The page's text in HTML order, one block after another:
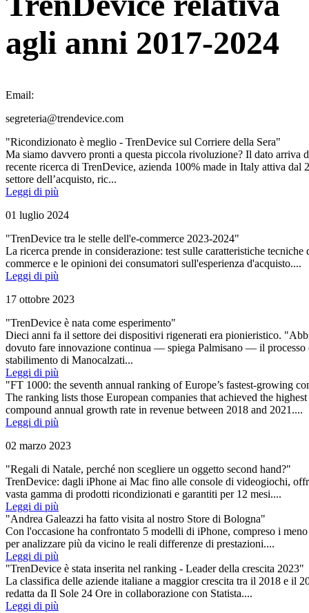
agli anni 2017-2024
Email:
segreteria@trendevice.com
"Ricondizionato è meglio - TrenDevice sul Corriere della Sera"
Ma siamo davvero pronti a questa piccola rivoluzione? Il dato arriva
recente ricerca di TrenDevice, azienda 100% made in Italy attiva dal
settore dell’acquisto, ric...
Leggi di più
01 luglio 2024
"TrenDevice tra le stelle dell'e-commerce 2023-2024"
La ricerca prende in considerazione: test sulle caratteristiche tecniche
commerce e le opinioni dei consumatori sull'esperienza d'acquisto....
Leggi di più
17 ottobre 2023
"TrenDevice è nata come esperimento"
Dieci anni fa il settore dei dispositivi ri­generati era pionieristico.
dovuto fare innovazione continua — spiega Palmisano — il processo
stabilimento di Manocalzati...
Leggi di più
"FT 1000: the seventh annual ranking of Europe’s fastest-growing
The ranking lists those European companies that achieved the highest
compound annual growth rate in revenue between 2018 and 2021....
Leggi di più
02 marzo 2023
"Regali di Natale, perché non scegliere un oggetto second hand?"
TrenDevice: dagli iPhone ai Mac fino alle console di videogiochi,
vasta gamma di prodotti ricondizionati e garantiti per 12 mesi....
Leggi di più
"Andrea Galeazzi ha fatto visita al nostro Store di Bologna"
Con l'occasione ha confrontato 5 modelli di iPhone, compreso i
per analizzare più da vicino le reali differenze di prestazioni....
Leggi di più
"TrenDevice è stata inserita nel ranking - Leader della crescita 2023"
La classifica delle aziende italiane a maggior crescita tra il 2018 e il
redatta da Il Sole 24 Ore in collaborazione con Statista....
Leggi di più